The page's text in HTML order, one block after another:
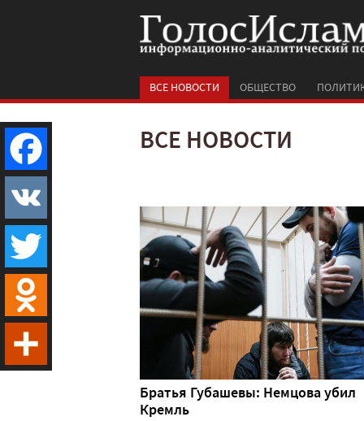
ВСЕ НОВОСТИ ОБЩЕСТВО
ВСЕ НОВОСТИ
Братья Губашевы: Немцова убил
Кремль
Facebook
VK
Twitter
Odnoklassniki